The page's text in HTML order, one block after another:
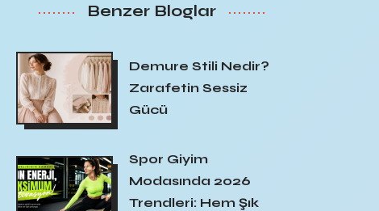
Benzer Bloglar
Demure Stili Nedir?
Zarafetin Sessiz
Gücü
Spor Giyim
Modasında 2026
Trendleri: Hem Şık